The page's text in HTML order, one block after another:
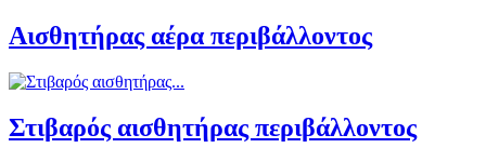
Αισθητήρας αέρα περιβάλλοντος
Στιβαρός αισθητήρας περιβάλλοντος